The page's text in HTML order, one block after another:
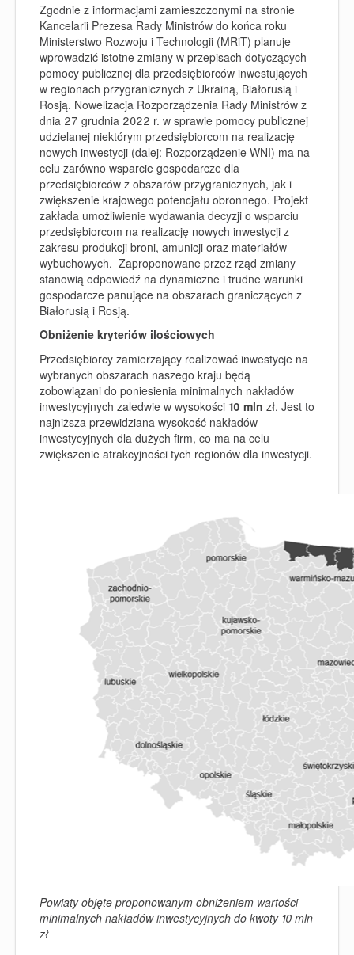
Zgodnie z informacjami zamieszczonymi na stronie
Kancelarii Prezesa Rady Ministrów do końca roku
Ministerstwo Rozwoju i Technologii (MRiT) planuje
wprowadzić istotne zmiany w przepisach dotyczących
pomocy publicznej dla przedsiębiorców inwestujących
w regionach przygranicznych z Ukrainą, Białorusią i
Rosją. Nowelizacja Rozporządzenia Rady Ministrów z
dnia 27 grudnia 2022 r. w sprawie pomocy publicznej
udzielanej niektórym przedsiębiorcom na realizację
nowych inwestycji (dalej: Rozporządzenie WNI) ma na
celu zarówno wsparcie gospodarcze dla
przedsiębiorców z obszarów przygranicznych, jak i
zwiększenie krajowego potencjału obronnego. Projekt
zakłada umożliwienie wydawania decyzji o wsparciu
przedsiębiorcom na realizację nowych inwestycji z
zakresu produkcji broni, amunicji oraz materiałów
wybuchowych. Zaproponowane przez rząd zmiany
stanowią odpowiedź na dynamiczne i trudne warunki
gospodarcze panujące na obszarach graniczących z
Białorusią i Rosją.
Obniżenie kryteriów ilościowych
Przedsiębiorcy zamierzający realizować inwestycje na
wybranych obszarach naszego kraju będą
zobowiązani do poniesienia minimalnych nakładów
inwestycyjnych zaledwie w wysokości 10 mln zł. Jest to
najniższa przewidziana wysokość nakładów
inwestycyjnych dla dużych firm, co ma na celu
zwiększenie atrakcyjności tych regionów dla inwestycji.
Powiaty objęte proponowanym obniżeniem wartości
minimalnych nakładów inwestycyjnych do kwoty 10 mln
zł